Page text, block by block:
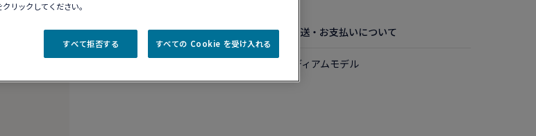
商品説明 詳細​ お手入れ方法 配送・お支払いについて
18Kピンクゴールド ダイヤモンド ミディアムモデル
リックしてください。
すべて拒否する すべての Cookie を受け入れる